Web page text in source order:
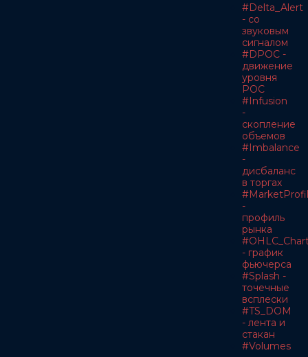
#Delta_Alert
- со
звуковым
сигналом
#DPOC -
движение
уровня
POC
#Infusion
-
скопление
объемов
#Imbalance
-
дисбаланс
в торгах
-
профиль
рынка
- график
фьючерса
#Splash -
точечные
всплески
#TS_DOM
- лента и
стакан
#Volumes